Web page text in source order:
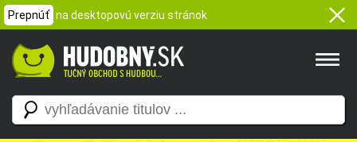
Prepnúť na desktopovú verziu stránok